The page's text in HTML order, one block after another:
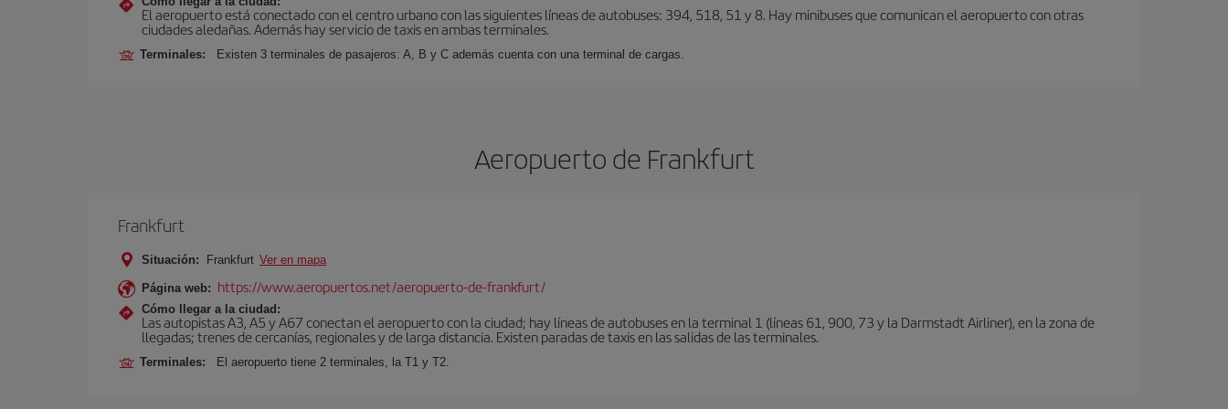
El aeropuerto está conectado con el centro urbano con las siguientes líneas de autobuses: 394, 518, 51 y 8. Hay minibuses que comunican el aeropuerto con otras
ciudades aledañas. Además hay servicio de taxis en ambas terminales.
Terminales: Existen 3 terminales de pasajeros: A, B y C además cuenta con una terminal de cargas.
Aeropuerto de Frankfurt
Frankfurt
Situación: Frankfurt Ver en mapa
Página web: https://www.aeropuertos.net/aeropuerto-de-frankfurt/
Cómo llegar a la ciudad:
Las autopistas A3, A5 y A67 conectan el aeropuerto con la ciudad; hay líneas de autobuses en la terminal 1 (líneas 61, 900, 73 y la Darmstadt Airliner), en la zona de
llegadas; trenes de cercanías, regionales y de larga distancia. Existen paradas de taxis en las salidas de las terminales.
Terminales: El aeropuerto tiene 2 terminales, la T1 y T2.